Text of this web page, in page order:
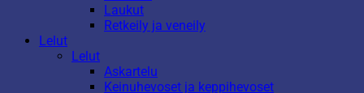
Laukut
Retkeily ja veneily
Lelut
Lelut
Askartelu
Keinuhevoset ja keppihevoset